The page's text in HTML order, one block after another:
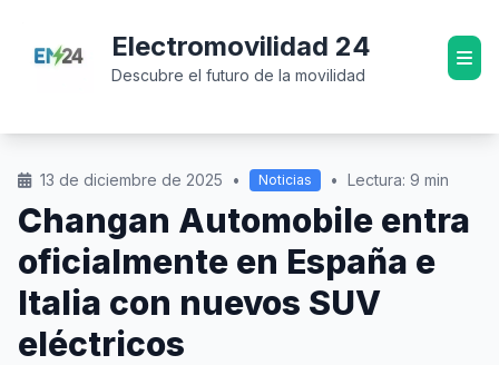
Electromovilidad 24
Descubre el futuro de la movilidad
13 de diciembre de 2025 • Noticias • Lectura: 9 min
Changan Automobile entra
oficialmente en España e
Italia con nuevos SUV
eléctricos